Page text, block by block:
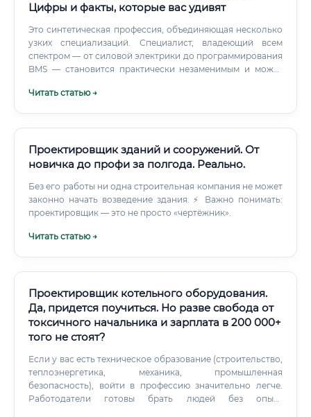
Цифры и факты, которые вас удивят
Это синтетическая профессия, объединяющая несколько
узких специализаций. Специалист, владеющий всем
спектром — от силовой электрики до программирования
BMS — становится практически незаменимым и может
профессии сейчас и через 10 лет 📊 По данным
потребности рынка.
Читать статью →
Проектировщик зданий и сооружений. От
новичка до профи за полгода. Реально.
Без его работы ни одна строительная компания не может
законно начать возведение здания. ⚡ Важно понимать:
проектировщик — это не просто «чертёжник».
Читать статью →
Проектировщик котельного оборудования.
Да, придется поучиться. Но разве свобода от
токсичного начальника и зарплата в 200 000+
того не стоят?
Если у вас есть техническое образование (строительство,
теплоэнергетика, механика, промышленная
безопасность), войти в профессию значительно легче.
Работодатели готовы брать людей без опыта